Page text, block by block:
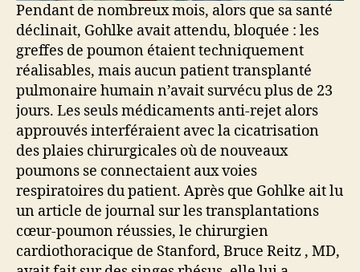
Pendant de nombreux mois, alors que sa santé
déclinait, Gohlke avait attendu, bloquée : les
greffes de poumon étaient techniquement
réalisables, mais aucun patient transplanté
pulmonaire humain n’avait survécu plus de 23
jours. Les seuls médicaments anti-rejet alors
approuvés interféraient avec la cicatrisation
des plaies chirurgicales où de nouveaux
poumons se connectaient aux voies
respiratoires du patient. Après que Gohlke ait lu
un article de journal sur les transplantations
cœur-poumon réussies, le chirurgien
cardiothoracique de Stanford, Bruce Reitz , MD,